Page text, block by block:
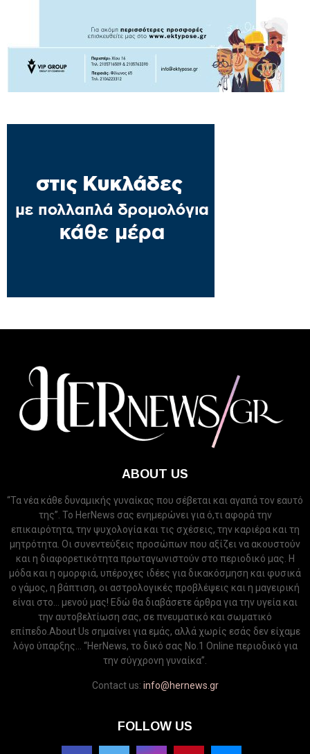
ABOUT US
“Τα νέα κάθε δυναμικής γυναίκας που σέβεται και αγαπά τον εαυτό
της”. Το HerNews σας ενημερώνει για ό,τι αφορά την
επικαιρότητα, την ψυχολογία και τις σχέσεις, την καριέρα και τη
μητρότητα. Οι συνεντεύξεις προσώπων που αξίζει να ακουστούν
και η διαφορετικότητα πρωταγωνιστούν στο περιοδικό μας. Η
μόδα και η ομορφιά, υπέροχες ιδέες για δικακόσμηση και φυσικά
ο γάμος, η βάπτιση, οι αστρολογικές προβλέψεις και η μαγειρική
είναι στο... μενού μας! Εδώ θα διαβάσετε άρθρα για την υγεία και
την αυτοβελτίωση σας, σε πνευματικό και σωματικό
επίπεδο.About Us σημαίνει για εμάς, αλλά χωρίς εσάς δεν είχαμε
λόγο ύπαρξης... “HerNews, το δικό σας Νo.1 Online περιοδικό για
την σύγχρονη γυναίκα”.
Contact us: info@hernews.gr
FOLLOW US